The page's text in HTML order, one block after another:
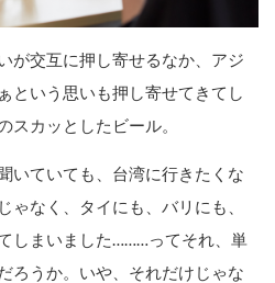
が交互に押し寄せるなか、アジ
という思いも押し寄せてきてし
スカッとしたビール。
いていても、台湾に行きたくな
ゃなく、タイにも、バリにも、
しまいました………ってそれ、単
ろうか。いや、それだけじゃな